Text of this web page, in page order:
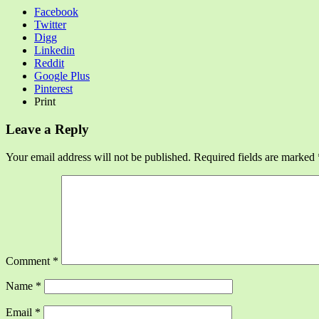
Facebook
Twitter
Digg
Linkedin
Reddit
Google Plus
Pinterest
Print
Leave a Reply
Your email address will not be published. Required fields are marked
Comment *
Name *
Email *